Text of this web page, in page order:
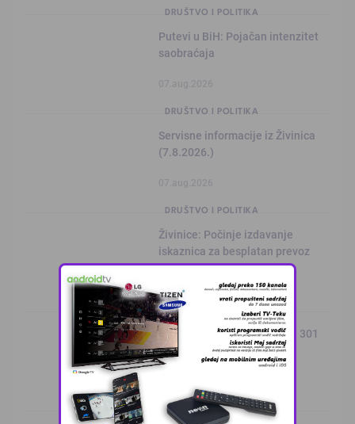
DRUŠTVO I POLITIKA
Putevi u BiH: Pojačan intenzitet
saobraćaja
DRUŠTVO I POLITIKA
Servisne informacije iz Živinica
(7.8.2026.)
DRUŠTVO I POLITIKA
Živinice: Počinje izdavanje
iskaznica za besplatan prevoz
DRUŠTVO I POLITIKA
“Krimolovci” u julu zaprimili 301
poziv
DRUŠTVO I POLITIKA